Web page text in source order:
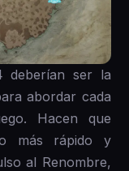
deberían ser la
abordar cada
Hacen que
más rápido y
al Renombre,